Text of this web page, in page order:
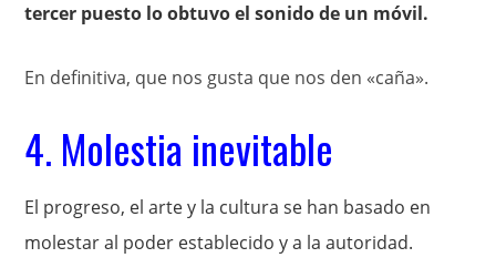
tercer puesto lo obtuvo el sonido de un móvil.
En definitiva, que nos gusta que nos den «caña».
4. Molestia inevitable
El progreso, el arte y la cultura se han basado en
molestar al poder establecido y a la autoridad.